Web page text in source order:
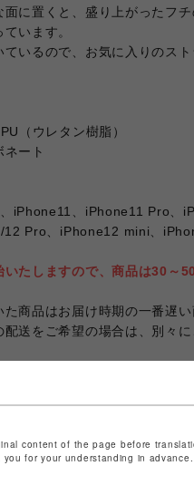
面に置くと、盛り上がったフ
います。
ているので、お気に入りのス
（ウレタン樹脂）
ート
iPhone11、iPhone11 Pro、
Pro、iPhone12 mini、
たしますので、商品は30～
た商品はお届け時期の一番遅
送をご希望の場合は、別々に
の合計が、11,000円（税込）
ー設定やお部屋の照明等に
content of the page before
for your understanding in advance.